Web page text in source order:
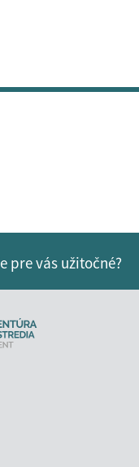
pre vás užitočné?